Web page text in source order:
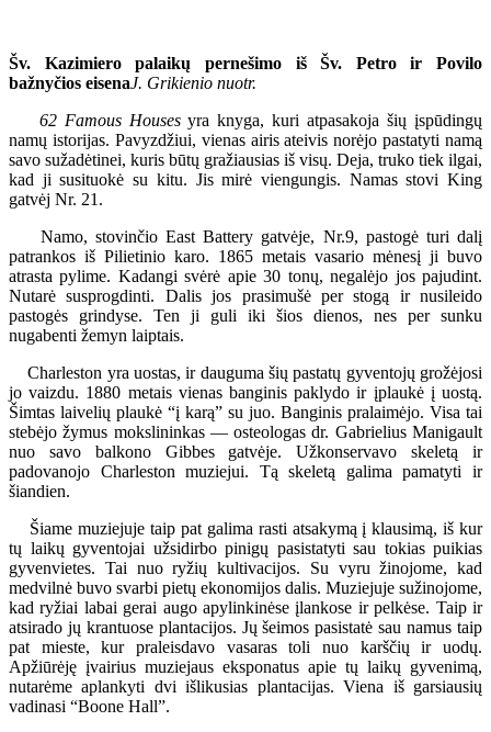
Šv. Kazimiero palaikų pernešimo iš Šv. Petro ir Povilo
bažnyčios eisenaJ. Grikienio nuotr.
62 Famous Housesyra knyga, kuri atpasakoja šių įspūdingų
namų istorijas. Pavyzdžiui, vienas airis ateivis norėjo pastatyti namą
savo sužadėtinei, kuris būtų gražiausias iš visų. Deja, truko tiek ilgai,
kad ji susituokė su kitu. Jis mirė viengungis. Namas stovi King
gatvėj Nr. 21.
Namo, stovinčio East Battery gatvėje, Nr.9, pastogė turi dalį
patrankos iš Pilietinio karo. 1865 metais vasario mėnesį ji buvo
atrasta pylime. Kadangi svėrė apie 30 tonų, negalėjo jos pajudint.
Nutarė susprogdinti. Dalis jos prasimušė per stogą ir nusileido
pastogės grindyse. Ten ji guli iki šios dienos, nes per sunku
nugabenti žemyn laiptais.
Charleston yra uostas, ir dauguma šių pastatų gyventojų grožėjosi
jo vaizdu. 1880 metais vienas banginis paklydo ir įplaukė į uostą.
Šimtas laivelių plaukė “į karą” su juo. Banginis pralaimėjo. Visa tai
stebėjo žymus mokslininkas — osteologas dr. Gabrielius Manigault
nuo savo balkono Gibbes gatvėje. Užkonservavo skeletą ir
padovanojo Charleston muziejui. Tą skeletą galima pamatyti ir
šiandien.
Šiame muziejuje taip pat galima rasti atsakymą į klausimą, iš kur
tų laikų gyventojai užsidirbo pinigų pasistatyti sau tokias puikias
gyvenvietes. Tai nuo ryžių kultivacijos. Su vyru žinojome, kad
medvilnė buvo svarbi pietų ekonomijos dalis. Muziejuje sužinojome,
kad ryžiai labai gerai augo apylinkinėse įlankose ir pelkėse. Taip ir
atsirado jų krantuose plantacijos. Jų šeimos pasistatė sau namus taip
pat mieste, kur praleisdavo vasaras toli nuo karščių ir uodų.
Apžiūrėję įvairius muziejaus eksponatus apie tų laikų gyvenimą,
nutarėme aplankyti dvi išlikusias plantacijas. Viena iš garsiausių
vadinasi “Boone Hall”.